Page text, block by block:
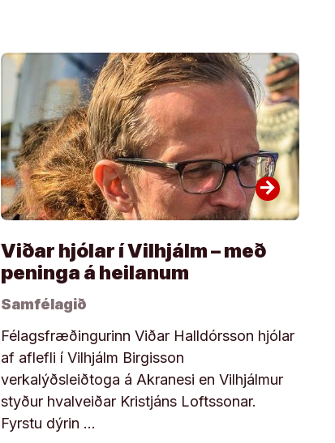
arrow_forward
Viðar hjólar í Vilhjálm – með
peninga á heilanum
Samfélagið
Félagsfræðingurinn Viðar Halldórsson hjólar
af aflefli í Vilhjálm Birgisson
verkalýðsleiðtoga á Akranesi en Vilhjálmur
styður hvalveiðar Kristjáns Loftssonar.
Fyrstu dýrin …